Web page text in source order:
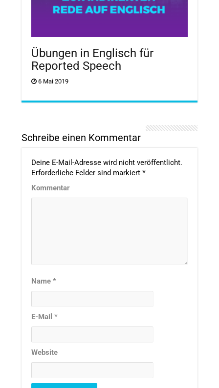
Übungen in Englisch für
Reported Speech
6 Mai 2019
Schreibe einen Kommentar
Deine E-Mail-Adresse wird nicht veröffentlicht.
Erforderliche Felder sind markiert *
Kommentar
Name *
E-Mail *
Website